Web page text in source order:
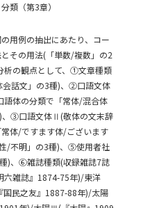
類（第3章）
用例の抽出にあたり、コー
その用法(「単数/複数」の2
析の観点として、①文章種類
話文」の3種)、②口語文体
語体の分類で「常体/混合体
、③口語文体Ⅱ(敬体の文末辞
体/ですます体/ございます
/不明」の3種)、⑤使用者社
)、⑥雑誌種類(収録雑誌7誌
六雑誌』1874-75年)/東洋
民之友』1887-88年)/太陽